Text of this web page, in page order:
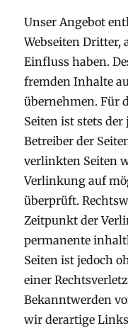
Unser Angebot
Webseiten
Einfluss haben.
fremden Inhalte
übernehmen. Für
Seiten ist stets
Betreiber der
verlinkten Seiten
Verlinkung auf
überprüft.
Zeitpunkt der
permanente
Seiten ist jedoch
einer
Bekanntwerden
wir derartige